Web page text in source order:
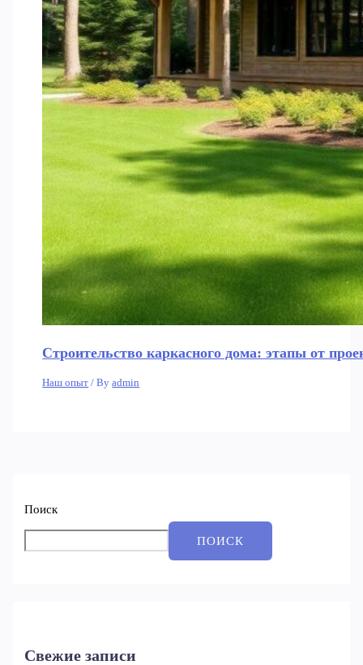
Строительство каркасного дома: этапы от
Наш опыт / Byadmin
Поиск
ПОИСК
Свежие записи